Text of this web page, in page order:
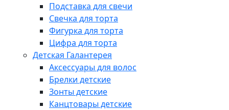
Подставка для свечи
Свечка для торта
Фигурка для торта
Цифра для торта
Детская Галантерея
Аксессуары для волос
Брелки детские
Зонты детские
Канцтовары детские